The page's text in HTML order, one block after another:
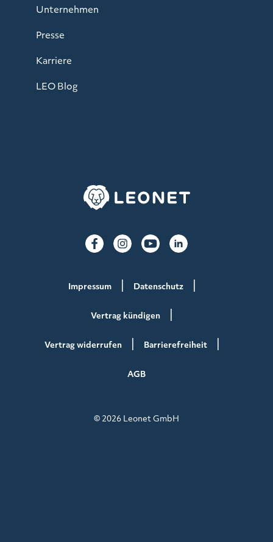
Unternehmen
Presse
Karriere
LEO Blog
Impressum Datenschutz
Vertrag kündigen
Vertrag widerrufen Barrierefreiheit
AGB
© 2026 Leonet GmbH